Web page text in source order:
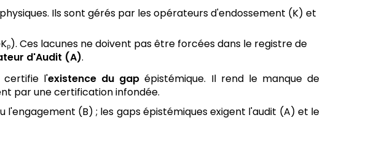
Ils sont gérés par les opérateurs d'endossement (K) et
Ces lacunes ne doivent pas être forcées dans le registre de
d'Audit (A).
certifie l'existence du gap épistémique. Il rend le manque de
par une certification infondée.
l'engagement (B) ; les gaps épistémiques exigent l'audit (A) et le